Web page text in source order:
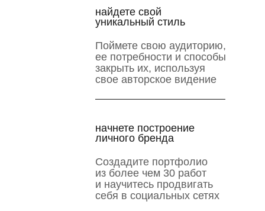
найдете свой
уникальный стиль
начнете построение
личного бренда
Поймете свою аудиторию,
ее потребности и способы
закрыть их, используя
свое авторское видение
Создадите портфолио
из более чем 30 работ
и научитесь продвигать
себя в социальных сетях